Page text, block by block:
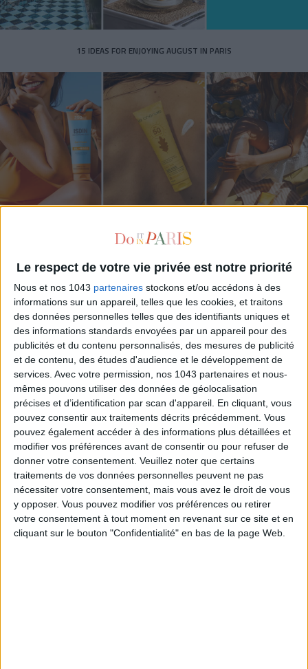
Le respect de votre vie privée est notre priorité
Nous et nos 1043 partenaires stockons et/ou accédons à des
informations sur un appareil, telles que les cookies, et traitons
des données personnelles telles que des identifiants uniques et
des informations standards envoyées par un appareil pour des
publicités et du contenu personnalisés, des mesures de publicité
et de contenu, des études d'audience et le développement de
services. Avec votre permission, nos 1043 partenaires et nous-
mêmes pouvons utiliser des données de géolocalisation
précises et d’identification par scan d'appareil. En cliquant, vous
pouvez consentir aux traitements décrits précédemment. Vous
pouvez également accéder à des informations plus détaillées et
modifier vos préférences avant de consentir ou pour refuser de
donner votre consentement. Veuillez noter que certains
traitements de vos données personnelles peuvent ne pas
nécessiter votre consentement, mais vous avez le droit de vous
y opposer. Vous pouvez modifier vos préférences ou retirer
votre consentement à tout moment en revenant sur ce site et en
cliquant sur le bouton "Confidentialité" en bas de la page Web.
15 IDEAS FOR ENJOYING AUGUST IN PARIS
SPF 50 SUNSCREENS YOU'LL ACTUALLY WANT TO SLATHER ON
THE BEST HOTELS FOR A SPA AND GASTRONOMY WEEKEND